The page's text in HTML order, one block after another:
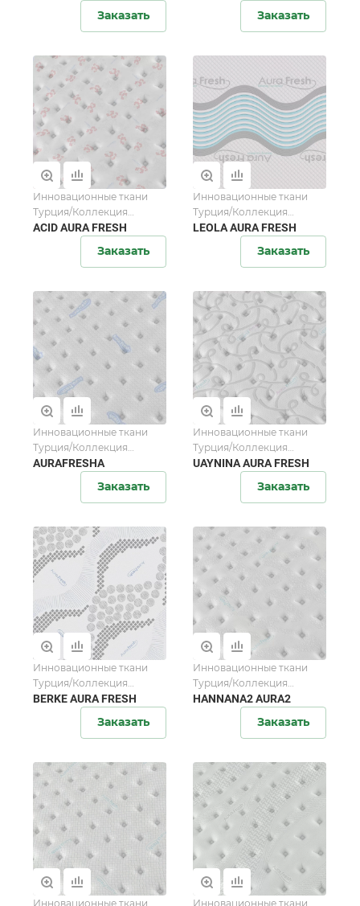
Заказать Заказать
Инновационные ткани
Турция/Коллекция
AuraFresh
ACID AURA FRESH
Заказать
Инновационные ткани
Турция/Коллекция
AuraFresh
LEOLA AURA FRESH
Заказать
Инновационные ткани
Турция/Коллекция
AuraFresh
AURAFRESHA
Заказать
Инновационные ткани
Турция/Коллекция
AuraFresh
UAYNINA AURA FRESH
Заказать
Инновационные ткани
Турция/Коллекция
AuraFresh
BERKE AURA FRESH
Заказать
Инновационные ткани
Турция/Коллекция
AuraFresh
HANNANA2 AURA2
Заказать
Инновационные ткани Инновационные ткани